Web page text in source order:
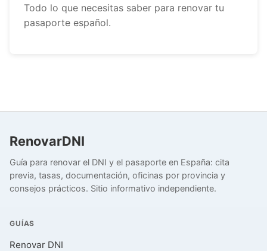
Todo lo que necesitas saber para renovar tu
pasaporte español.
RenovarDNI
Guía para renovar el DNI y el pasaporte en España: cita
previa, tasas, documentación, oficinas por provincia y
consejos prácticos. Sitio informativo independiente.
GUÍAS
Renovar DNI